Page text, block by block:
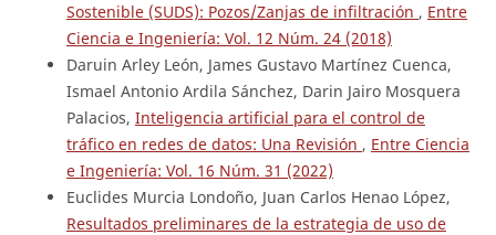
Sostenible (SUDS): Pozos/Zanjas de infiltración , Entre
Ciencia e Ingeniería: Vol. 12 Núm. 24 (2018)
Daruin Arley León, James Gustavo Martínez Cuenca,
Ismael Antonio Ardila Sánchez, Darin Jairo Mosquera
Palacios, Inteligencia artificial para el control de
tráfico en redes de datos: Una Revisión , Entre Ciencia
e Ingeniería: Vol. 16 Núm. 31 (2022)
Euclides Murcia Londoño, Juan Carlos Henao López,
Resultados preliminares de la estrategia de uso de